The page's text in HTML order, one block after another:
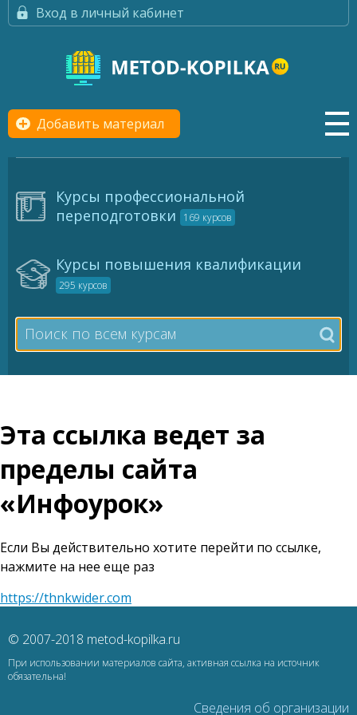
Вход в личный кабинет
Добавить материал
Курсы профессиональной
переподготовки
169 курсов
Курсы повышения квалификации
295 курсов
Эта ссылка ведет за
пределы сайта
«Инфоурок»
Если Вы действительно хотите перейти по ссылке,
нажмите на нее еще раз
https://thnkwider.com
© 2007-2018 metod-kopilka.ru
При использовании материалов сайта, активная ссылка на источник
обязательна!
Сведения об организации